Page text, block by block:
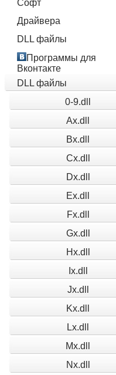
Софт
Драйвера
DLL файлы
Программы для
Вконтакте
DLL файлы
0-9.dll
Ax.dll
Bx.dll
Cx.dll
Dx.dll
Ex.dll
Fx.dll
Gx.dll
Hx.dll
Ix.dll
Jx.dll
Kx.dll
Lx.dll
Mx.dll
Nx.dll